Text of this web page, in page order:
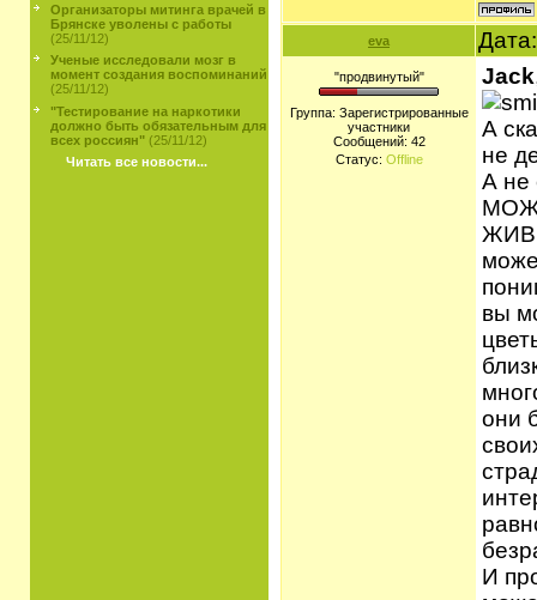
Организаторы митинга врачей в
Брянске уволены с работы
(25/11/12)
Ученые исследовали мозг в
момент создания воспоминаний
(25/11/12)
"Тестирование на наркотики
должно быть обязательным для
всех россиян" (25/11/12)
Читать все новости...
eva
"продвинутый"
Группа: Зарегистрированные
участники
Сообщений: 42
Статус: Offline
Jack
А
не
А не
вы
они
И